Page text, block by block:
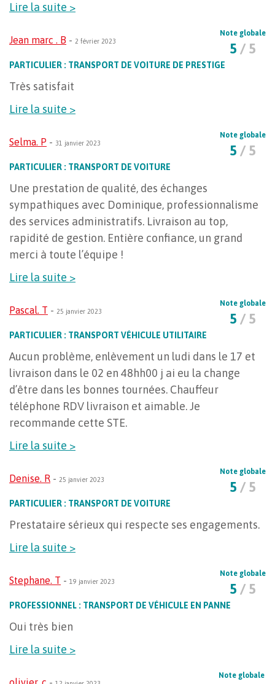
Lire la suite >
Jean marc . B - 2 février 2023
Note globale
5 / 5
PARTICULIER : TRANSPORT DE VOITURE DE PRESTIGE
Très satisfait
Lire la suite >
Selma. P - 31 janvier 2023
Note globale
5 / 5
PARTICULIER : TRANSPORT DE VOITURE
Une prestation de qualité, des échanges
sympathiques avec Dominique, professionnalisme
des services administratifs. Livraison au top,
rapidité de gestion. Entière confiance, un grand
merci à toute l’équipe !
Lire la suite >
Pascal. T - 25 janvier 2023
Note globale
5 / 5
PARTICULIER : TRANSPORT VÉHICULE UTILITAIRE
Aucun problème, enlèvement un ludi dans le 17 et
livraison dans le 02 en 48hh00 j ai eu la change
d’être dans les bonnes tournées. Chauffeur
téléphone RDV livraison et aimable. Je
recommande cette STE.
Lire la suite >
Denise. R - 25 janvier 2023
Note globale
5 / 5
PARTICULIER : TRANSPORT DE VOITURE
Prestataire sérieux qui respecte ses engagements.
Lire la suite >
Stephane. T - 19 janvier 2023
Note globale
5 / 5
PROFESSIONNEL : TRANSPORT DE VÉHICULE EN PANNE
Oui très bien
Lire la suite >
Note globale